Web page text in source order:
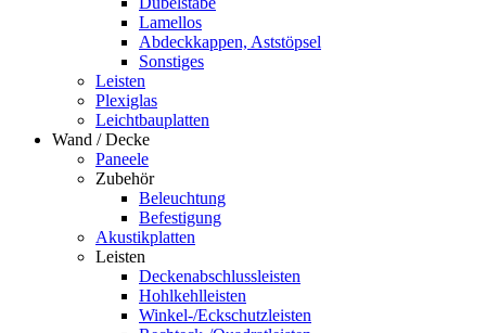
Lamellos
Abdeckkappen, Aststöpsel
Sonstiges
Leisten
Plexiglas
Leichtbauplatten
Wand / Decke
Paneele
Zubehör
Beleuchtung
Befestigung
Akustikplatten
Leisten
Deckenabschlussleisten
Hohlkehlleisten
Winkel-/Eckschutzleisten